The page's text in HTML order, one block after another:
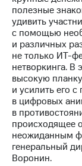
полезные
удивить
с помощью
и различных
не только ИТ-
нетворкинга. В
высокую
и усилить его
в цифровых
в
происходящее
неожиданным
генеральный
Воронин.